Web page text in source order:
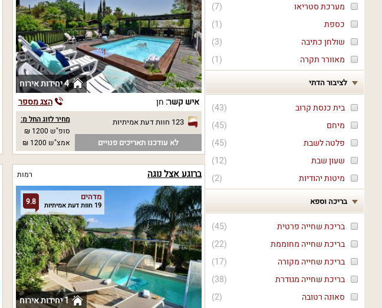
(
7
)
מערכת סטריאו
(
1
)
כספת
(
3
)
שולחן כתיבה
(
1
) מאוורר תקרה
לציבור הדתי
(
43
)
בית כנסת קרוב
(
45
)
מיחם
(
45
)
פלטה לשבת
(
12
)
שעון שבת
(
2
) מיטות יהודיות
בריכה וספא
(
45
)
בריכת שחייה פרטית
(
22
)
בריכת שחייה מחוממת
(
17
)
בריכת שחייה מקורה
(
38
)
בריכת שחייה מגודרת
(
2
)
סאונה רטובה
4 יחידות אירוח
איש קשר: חן הצג מספר
123 חוות דעת אמיתיות
לא עודכנו תאריכים פנויים
מחיר לזוג החל מ:
סופ"ש 1200 ₪
אמצ"ש 1200 ₪
ברוגע אצל נוגה רמות
9.8 מדהים
19 חוות דעת אמיתיות
1 יחידות אירוח